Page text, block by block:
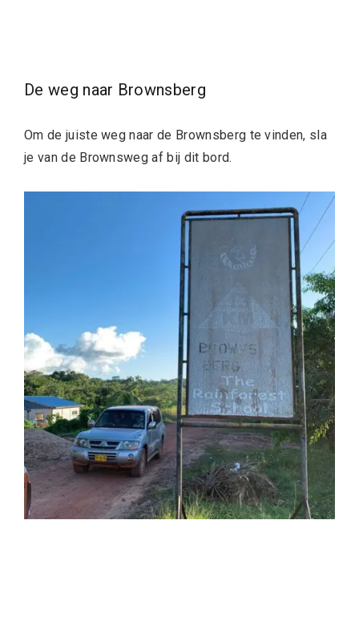
De weg naar Brownsberg
Om de juiste weg naar de Brownsberg te vinden, sla
je van de Brownsweg af bij dit bord.